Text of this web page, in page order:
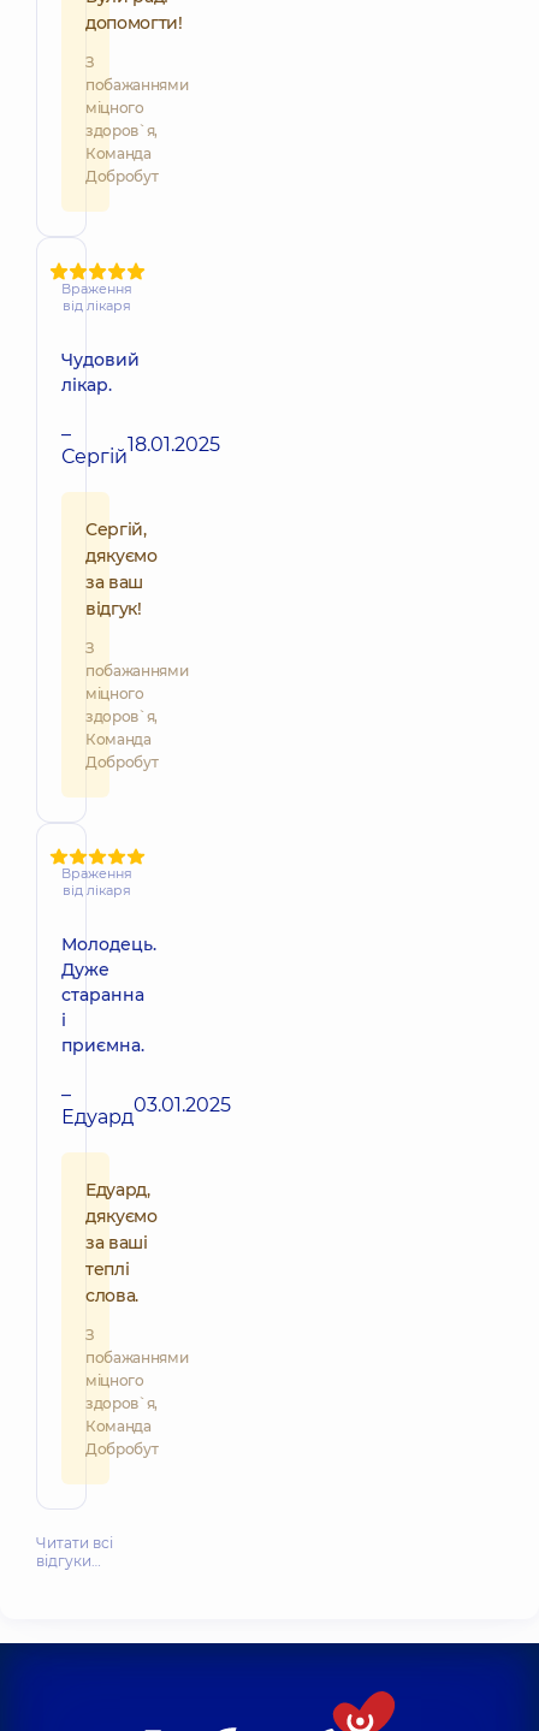
допомогти!
З
побажаннями
міцного
здоров`я,
Команда
Добробут
Враження
від лікаря
Чудовий
лікар.
–
Сергій18.01.2025
Сергій,
дякуємо
за ваш
відгук!
З
побажаннями
міцного
здоров`я,
Команда
Добробут
Враження
від лікаря
Молодець.
Дуже
старанна
і
приємна.
–
Едуард03.01.2025
Едуард,
дякуємо
за ваші
теплі
слова.
З
побажаннями
міцного
здоров`я,
Команда
Добробут
Читати всі
відгуки…